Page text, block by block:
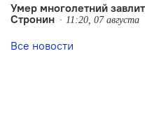
Умер многолетний
Стронин
11:20, 07 августа
Все новости